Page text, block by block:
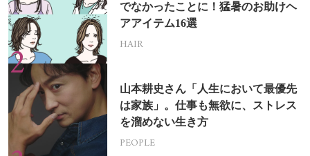
でなかったことに！猛暑のお助けヘ
アアイテム16選
HAIR
山本耕史さん「人生において最優先
は家族」。仕事も無欲に、ストレス
を溜めない生き方
PEOPLE